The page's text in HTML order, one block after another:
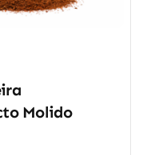
Molido